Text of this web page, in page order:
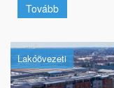
Tovább
Lakóövezeti